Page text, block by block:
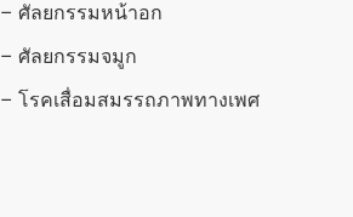
– ศัลยกรรมหน้าอก
– ศัลยกรรมจมูก
– โรคเสื่อมสมรรถภาพทางเพศ